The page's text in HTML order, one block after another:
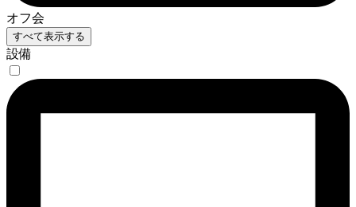
オフ会
すべて表示する
設備